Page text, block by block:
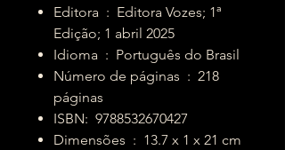
Editora ‏ : ‎ Editora Vozes; 1ª
Edição; 1 abril 2025
Idioma ‏ : ‎ Português do Brasil
Número de páginas ‏ : ‎ 218
páginas
ISBN: ‎ 9788532670427
Dimensões ‏ : ‎ 13.7 x 1 x 21 cm